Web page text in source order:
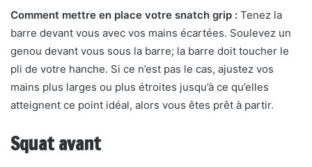
Comment mettre en place votre snatch grip : Tenez la
barre devant vous avec vos mains écartées. Soulevez un
genou devant vous sous la barre; la barre doit toucher le
pli de votre hanche. Si ce n’est pas le cas, ajustez vos
mains plus larges ou plus étroites jusqu’à ce qu’elles
atteignent ce point idéal, alors vous êtes prêt à partir.
Squat avant